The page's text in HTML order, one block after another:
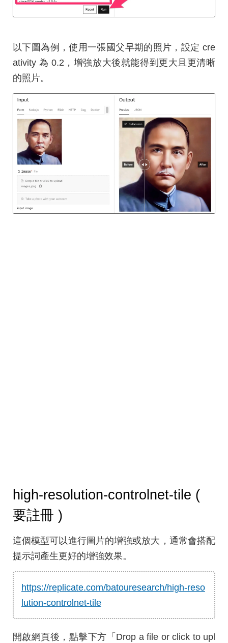
以下圖為例，使用一張國父早期的照片，設定 cre
ativity 為 0.2，增強放大後就能得到更大且更清晰
的照片。
high-resolution-controlnet-tile (
要註冊 )
這個模型可以進行圖片的增強或放大，通常會搭配
提示詞產生更好的增強效果。
https://replicate.com/batouresearch/high-reso
lution-controlnet-tile
開啟網頁後，點擊下方「Drop a file or click to upl